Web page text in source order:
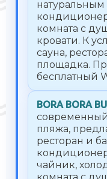
натуральным
комната с
кровати. К
сауна,
площадка.
бесплатный
BORA BORA
современный
пляжа,
ресторан и
чайник,